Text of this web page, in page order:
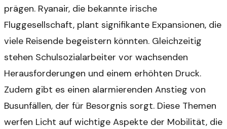
prägen. Ryanair, die bekannte irische
Fluggesellschaft, plant signifikante Expansionen, die
viele Reisende begeistern könnten. Gleichzeitig
stehen Schulsozialarbeiter vor wachsenden
Herausforderungen und einem erhöhten Druck.
Zudem gibt es einen alarmierenden Anstieg von
Busunfällen, der für Besorgnis sorgt. Diese Themen
werfen Licht auf wichtige Aspekte der Mobilität, die